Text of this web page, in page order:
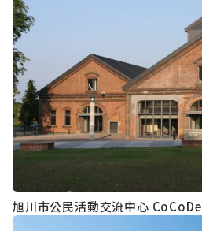
旭川市公民活動交流中心 CoCoDe